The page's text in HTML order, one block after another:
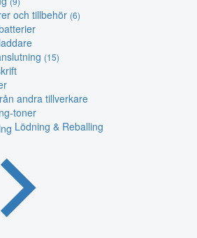
och tillbehör (6)
(15)
andra tillverkare
toner
Lödning & Reballing